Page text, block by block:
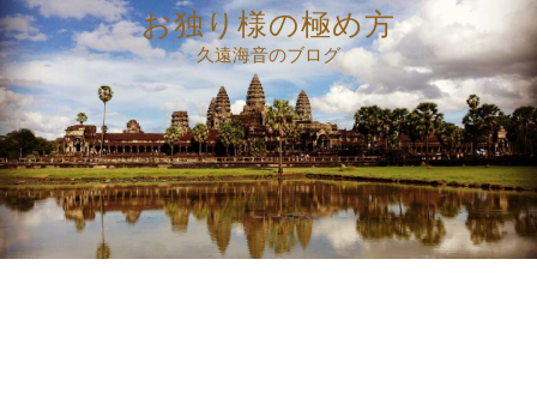
コ
ン
テ
ン
ツ
へ
ス
キ
ッ
お独り様の極め方
久遠海音のブログ